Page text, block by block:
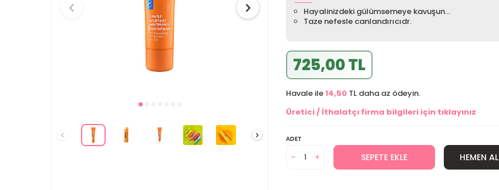
Hayalinizdeki gülümsemeye kavuşun...
Taze nefesle canlandırıcıdr.
725,00 TL
Havale ile14,50 TL daha az ödeyin.
Üretici / İthalatçı firma bilgileri için tıklayınız
ADET
SEPETE EKLE HEMEN AL